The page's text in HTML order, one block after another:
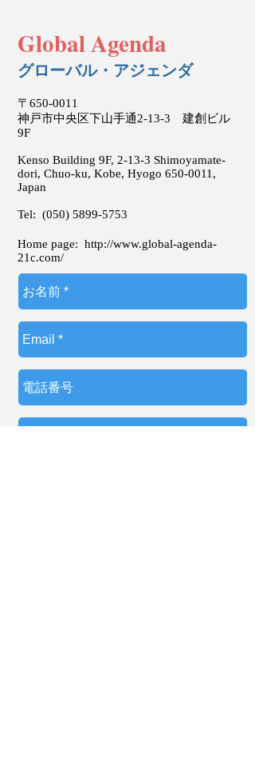
Global Agenda
グローバル・アジェンダ
〒650-0011
神戸市中央区下山手通2-13-3 建創ビル
9F
Kenso Building 9F, 2-13-3 Shimoyamate-
dori, Chuo-ku, Kobe, Hyogo 650-0011 ,
Japan
Tel: (050) 5899-5753
Home page: http://www.global-agenda-
21c.com/